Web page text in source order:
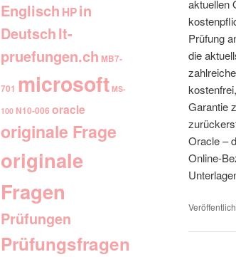
aktuellen
Prüfung
die
Garantie
Oracle –
Online-
Englisch HPin
DeutschIt-
pruefungen.ch MB7-
701 microsoft MS-
100 N10-006 oracle
originale Frage
originale
Fragen
Prüfungen
Prüfungsfragen